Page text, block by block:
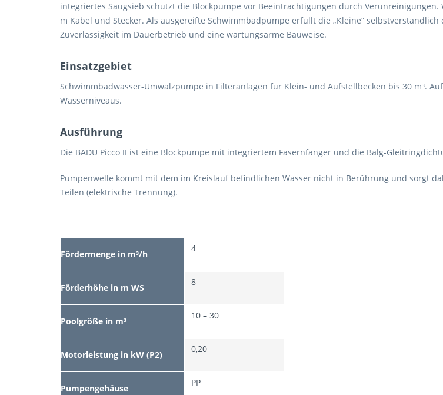
integriertes Saugsieb schützt die Blockpumpe vor Beeinträchtigungen durch
m Kabel und Stecker. Als ausgereifte Schwimmbadpumpe erfüllt die „Kleine“
Zuverlässigkeit im Dauerbetrieb und eine wartungsarme Bauweise.
Einsatzgebiet
Schwimmbadwasser-Umwälzpumpe in Filteranlagen für Klein- und Aufstellbecken bis 30 m³.
Wasserniveaus.
Ausführung
Die BADU Picco II ist eine Blockpumpe mit integriertem Fasernfänger und die Balg-
Pumpenwelle kommt mit dem im Kreislauf befindlichen Wasser nicht in Berührung und sorgt
Teilen (elektrische Trennung).
Fördermenge in m³/h
4
Förderhöhe in m WS
8
Poolgröße in m³
10 – 30
Motorleistung in kW (P2)
0,20
Pumpengehäuse
PP